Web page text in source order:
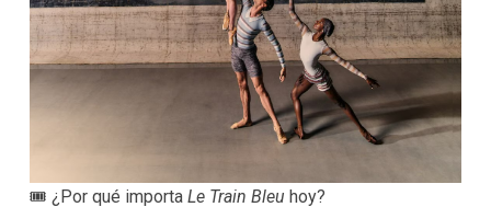
🎟 ¿Por qué importa Le Train Bleu hoy?